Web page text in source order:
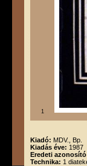
1
Kiadó: MDV., Bp.
Kiadás éve: 1987
Eredeti
Technika: 1